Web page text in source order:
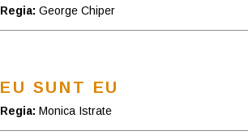
Regia: George Chiper
EU SUNT EU
Regia: Monica Istrate